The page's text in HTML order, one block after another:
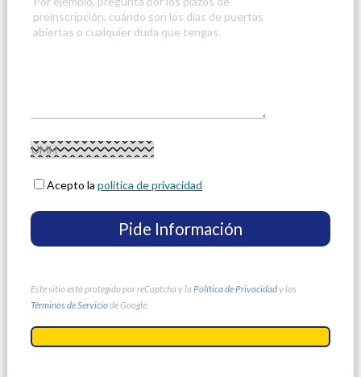
Acepto lapolítica de privacidad
Este sitio está protegido por reCaptcha y la Política de Privacidady los
Términos de Serviciode Google.